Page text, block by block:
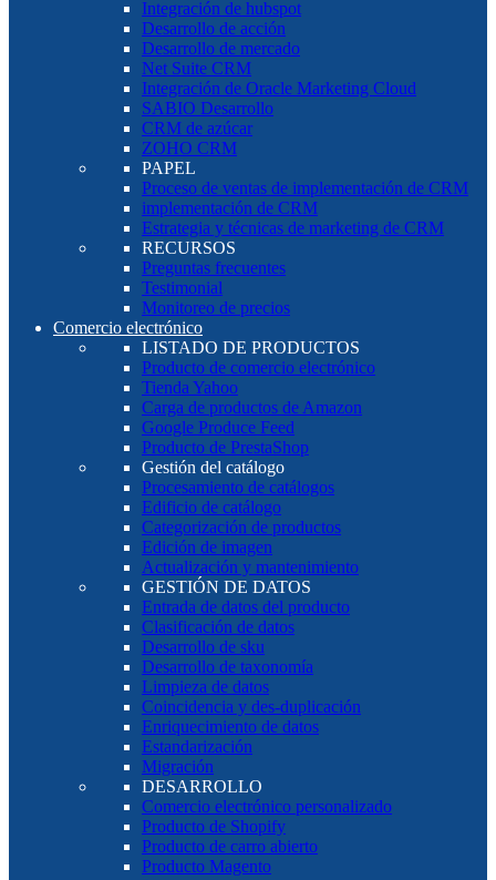
Integración de hubspot
Desarrollo de acción
Desarrollo de mercado
Net Suite CRM
Integración de Oracle Marketing Cloud
SABIO Desarrollo
CRM de azúcar
ZOHO CRM
PAPEL
Proceso de ventas de implementación de CRM
implementación de CRM
Estrategia y técnicas de marketing de CRM
RECURSOS
Preguntas frecuentes
Testimonial
Monitoreo de precios
Comercio electrónico
LISTADO DE PRODUCTOS
Producto de comercio electrónico
Tienda Yahoo
Carga de productos de Amazon
Google Produce Feed
Producto de PrestaShop
Gestión del catálogo
Procesamiento de catálogos
Edificio de catálogo
Categorización de productos
Edición de imagen
Actualización y mantenimiento
GESTIÓN DE DATOS
Entrada de datos del producto
Clasificación de datos
Desarrollo de sku
Desarrollo de taxonomía
Limpieza de datos
Coincidencia y des-duplicación
Enriquecimiento de datos
Estandarización
Migración
DESARROLLO
Comercio electrónico personalizado
Producto de Shopify
Producto de carro abierto
Producto Magento